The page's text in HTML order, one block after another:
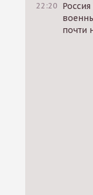
22:20
почти